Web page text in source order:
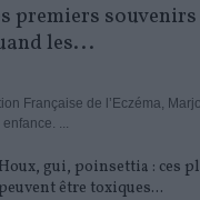
premiers
les...
Française de l’Eczéma,
...
Houx, gui, poinsettia : ces
peuvent être toxiques...